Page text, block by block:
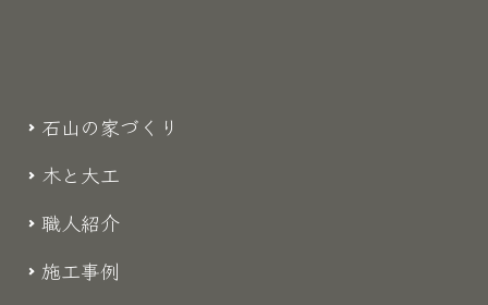
石山の家づくり
木と大工
職人紹介
施工事例